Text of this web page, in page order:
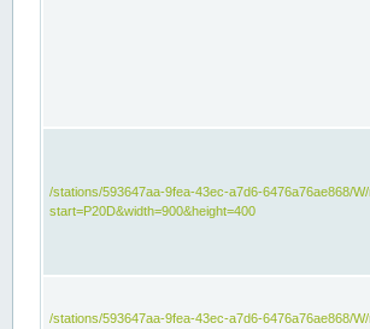
/stations/593647aa-9fea-43ec-a7d6-6476a76ae868/
start=P20D&width=900&height=400
/stations/593647aa-9fea-43ec-a7d6-6476a76ae868/